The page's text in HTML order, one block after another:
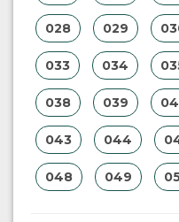
028 029
033 034
038 039
043 044
048 049